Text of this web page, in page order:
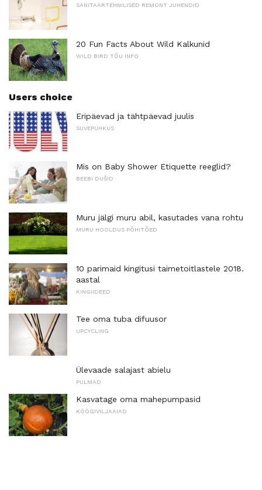
SANITAARTEHNILISED REMONT JUHENDID
20 Fun Facts About Wild Kalkunid
WILD BIRD TÕU INFO
Users choice
Eripäevad ja tähtpäevad juulis
SUVEPUHKUS
Mis on Baby Shower Etiquette reeglid?
BEEBI DUŠID
Muru jälgi muru abil, kasutades vana rohtu
MURU HOOLDUS PÕHITÕED
10 parimaid kingitusi taimetoitlastele 2018.
aastal
KINGIIDEED
Tee oma tuba difuusor
UPCYCLING
Ülevaade salajast abielu
PULMAD
Kasvatage oma mahepumpasid
KÖÖGIVILJAAIAD